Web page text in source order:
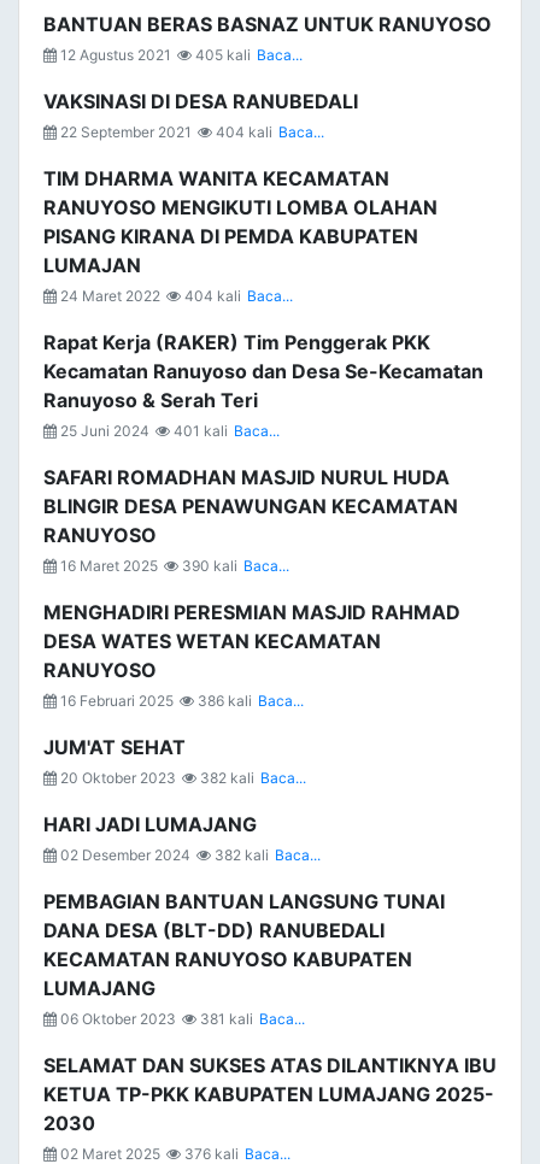
BANTUAN BERAS BASNAZ UNTUK RANUYOSO
12 Agustus 2021 405 kali Baca...
VAKSINASI DI DESA RANUBEDALI
22 September 2021 404 kali Baca...
TIM DHARMA WANITA KECAMATAN
RANUYOSO MENGIKUTI LOMBA OLAHAN
PISANG KIRANA DI PEMDA KABUPATEN
LUMAJAN
24 Maret 2022 404 kali Baca...
Rapat Kerja (RAKER) Tim Penggerak PKK
Kecamatan Ranuyoso dan Desa Se-Kecamatan
Ranuyoso & Serah Teri
25 Juni 2024 401 kali Baca...
SAFARI ROMADHAN MASJID NURUL HUDA
BLINGIR DESA PENAWUNGAN KECAMATAN
RANUYOSO
16 Maret 2025 390 kali Baca...
MENGHADIRI PERESMIAN MASJID RAHMAD
DESA WATES WETAN KECAMATAN
RANUYOSO
16 Februari 2025 386 kali Baca...
JUM'AT SEHAT
20 Oktober 2023 382 kali Baca...
HARI JADI LUMAJANG
02 Desember 2024 382 kali Baca...
PEMBAGIAN BANTUAN LANGSUNG TUNAI
DANA DESA (BLT-DD) RANUBEDALI
KECAMATAN RANUYOSO KABUPATEN
LUMAJANG
06 Oktober 2023 381 kali Baca...
SELAMAT DAN SUKSES ATAS DILANTIKNYA IBU
KETUA TP-PKK KABUPATEN LUMAJANG 2025-
2030
02 Maret 2025 376 kali Baca...